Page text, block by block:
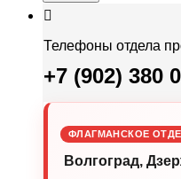
Телефоны отдела
+7 (902) 380
ФЛАГМАНСКОЕ
Волгоград,